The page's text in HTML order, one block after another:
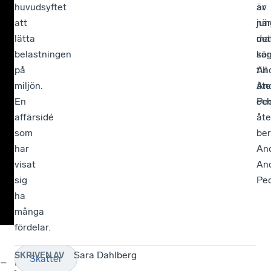
huvudsyftet
att
lätta
belastningen
på
miljön.
En
affärsidé
som
har
visat
sig
ha
många
fördelar.
av
är
när
det
till
–
Förslag
Skatter
SKRIVEN AV Sara Dahlberg